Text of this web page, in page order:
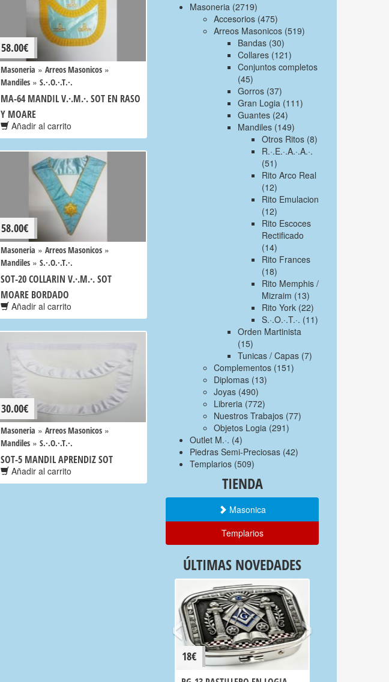
58.00€
Masoneria » Arreos Masonicos »
Mandiles » S.·.O.·.T.·.
MA-64 MANDIL V.·.M.·. SOT EN RASO
Y MOARE
Añadir al carrito
58.00€
Masoneria » Arreos Masonicos »
Mandiles » S.·.O.·.T.·.
SOT-20 COLLARIN V.·.M.·. SOT
MOARE BORDADO
Añadir al carrito
30.00€
Masoneria » Arreos Masonicos »
Mandiles » S.·.O.·.T.·.
SOT-5 MANDIL APRENDIZ SOT
Añadir al carrito
Masoneria (2719)
Accesorios (475)
Arreos Masonicos (519)
Bandas (30)
Collares (121)
Conjuntos completos
(45)
Gorros (37)
Gran Logia (111)
Guantes (24)
Mandiles (149)
Otros Ritos (8)
R.·.E.·.A.·.A.·.
(51)
Rito Arco Real
(12)
Rito Emulacion
(12)
Rito Escoces
Rectificado
(14)
Rito Frances
(18)
Rito Memphis /
Mizraim (13)
Rito York (22)
S.·.O.·.T.·. (11)
Orden Martinista
(15)
Tunicas / Capas (7)
Complementos (151)
Diplomas (13)
Joyas (490)
Libreria (772)
Nuestros Trabajos (77)
Objetos Logia (291)
Outlet M.·. (4)
Piedras Semi-Preciosas (42)
Templarios (509)
TIENDA
Masonica
Templarios
ÚLTIMAS NOVEDADES
18€
‹ ›